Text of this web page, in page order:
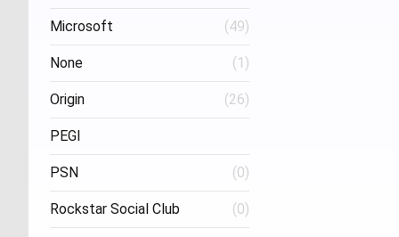
Microsoft (49)
None (1)
Origin (26)
PEGI
Age 16 (1)
PSN (0)
Rockstar Social Club (0)